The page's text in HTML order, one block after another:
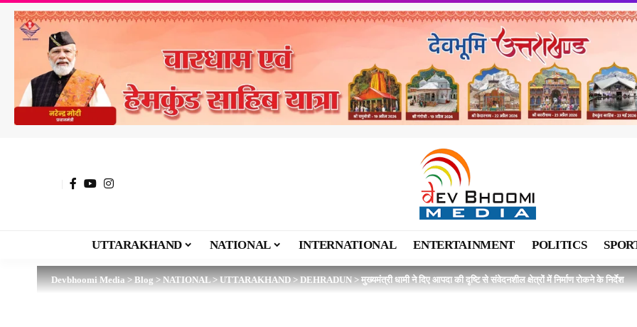
UTTARAKHAND NATIONAL INTERNATIONAL ENTERTAINMENT POLITICS
Devbhoomi Media>Blog>NATIONAL>UTTARAKHAND>DEHRADUN>मुख्यमंत्री धामी ने दिए आपदा की दृष्टि से संवेदनशील क्षेत्रों में निर्माण रोकने के निर्देश